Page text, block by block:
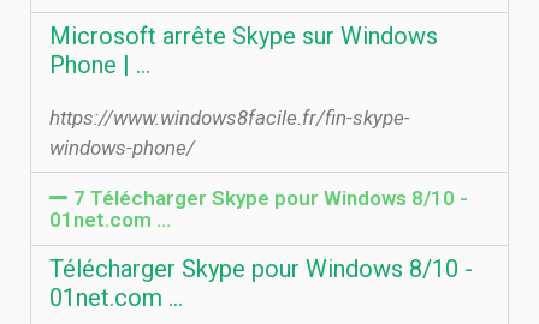
Microsoft arrête Skype sur Windows
Phone | …
https://www.windows8facile.fr/fin-skype-
windows-phone/
7 Télécharger Skype pour Windows 8/10 -
01net.com ...
Télécharger Skype pour Windows 8/10 -
01net.com ...